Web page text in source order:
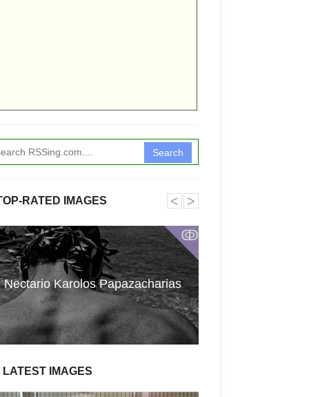
Search
RATED IMAGES
ↂ
Nectario Karolos Papazacharias
˂ ˃
LATEST IMAGES